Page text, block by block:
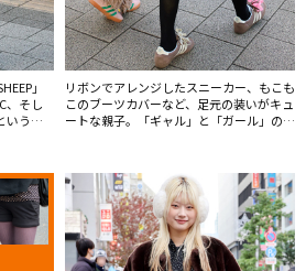
」
、そし
いうト
リボンでアレンジしたスニーカー、もこも
このブーツカバーなど、足元の装いがキュ
ートな親子。「ギャル」と「ガール」の復